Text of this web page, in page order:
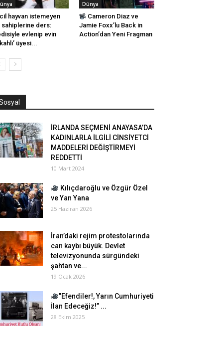
hayvan istemeyen
sahiplerine ders:
evlenip evin
üyesi...
Dünya
Cameron Diaz ve
Jamie Foxx’lu Back in
Action’dan Yeni Fragman
İRLANDA SEÇMENİ ANAYASA’DA
KADINLARLA İLGİLİ CİNSİYETCİ
MADDELERİ DEĞİŞTİRMEYİ
REDDETTİ
10 Mart 2024
Kılıçdaroğlu ve Özgür Özel
ve Yan Yana
25 Haziran 2026
İran’daki rejim protestolarında
can kaybı büyük. Devlet
televizyonunda sürgündeki
şahtan ve...
19 Ocak 2026
”Efendiler!, Yarın Cumhuriyeti
İlan Edeceğiz!” ...
28 Ekim 2025